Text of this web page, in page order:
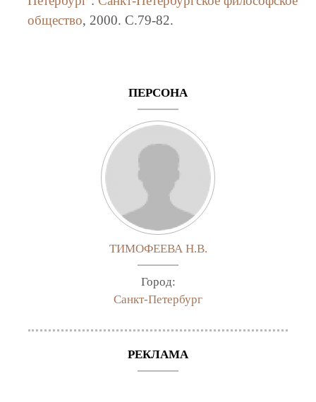
общество, 2000. C.79-82.
ПЕРСОНА
ТИМОФЕЕВА Н.В.
Город:
Санкт-Петербург
РЕКЛАМА